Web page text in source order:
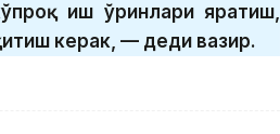
иш ўринлари яратиш,
керак, — деди вазир.